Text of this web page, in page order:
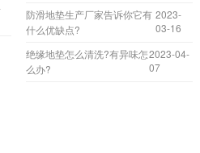
防滑地垫生产厂家告诉你它有
什么优缺点?
2023-
03-16
绝缘地垫怎么清洗?有异味怎
么办?
2023-04-
07